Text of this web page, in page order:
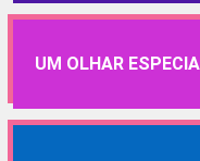
UM OLHAR